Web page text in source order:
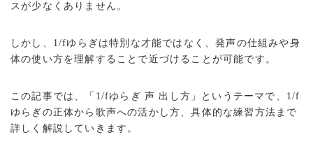
スが少なくありません。
しかし、1/fゆらぎは特別な才能ではなく、発声の仕組みや身
体の使い方を理解することで近づけることが可能です。
この記事では、「1/fゆらぎ 声 出し方」というテーマで、1/f
ゆらぎの正体から歌声への活かし方、具体的な練習方法まで
詳しく解説していきます。